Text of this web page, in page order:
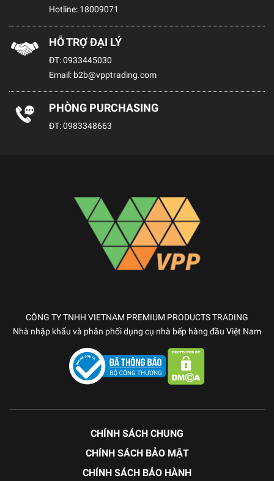
Hotline: 18009071
HỖ TRỢ ĐẠI LÝ
ĐT:0933445030
Email: b2b@vpptrading.com
PHÒNG PURCHASING
ĐT:0983348663
CÔNG TY TNHH VIETNAM PREMIUM PRODUCTS TRADING
Nhà nhập khẩu và phân phối dụng cụ nhà bếp hàng đầu Việt Nam
CHÍNH SÁCH CHUNG
CHÍNH SÁCH BẢO MẬT
CHÍNH SÁCH BẢO HÀNH